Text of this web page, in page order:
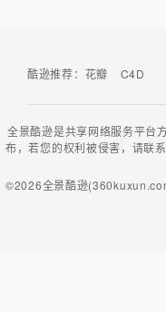
酷逊推荐： 花瓣 C4D
全景酷逊是共享网络服务平台
布，若您的权利被侵害，请联
©2026全景酷逊